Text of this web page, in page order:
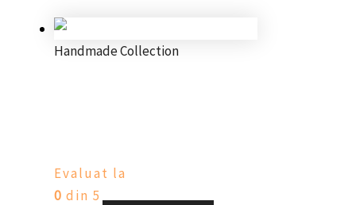
Handmade Collection
Evaluat la
0 din 5